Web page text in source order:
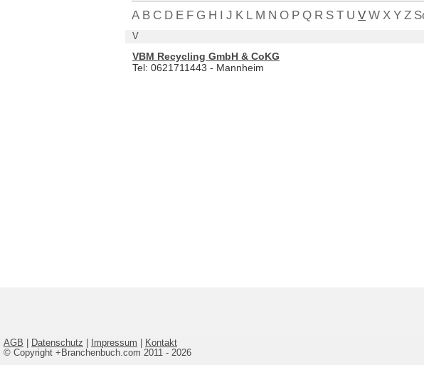
A B C D E F G H I J K L M N O P Q R S T U V W X Y Z
V
VBM Recycling GmbH & CoKG
Tel: 0621711443 - Mannheim
AGB Datenschutz Impressum
Kontakt
© Copyright +Branchenbuch.com 2011 - 2026